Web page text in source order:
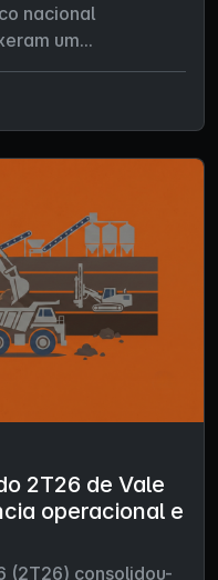
nacional
um...
2T26 de Vale
operacional e
(2T26) consolidou-